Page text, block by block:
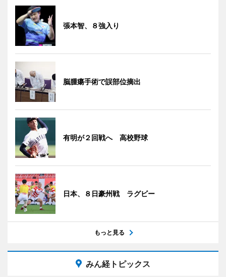
張本智、８強入り
脳腫瘍手術で誤部位摘出
有明が２回戦へ 高校野球
日本、８日豪州戦 ラグビー
もっと見る
みん経トピックス